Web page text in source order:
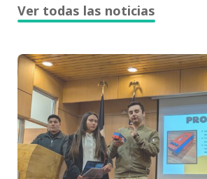
Ver todas las noticias